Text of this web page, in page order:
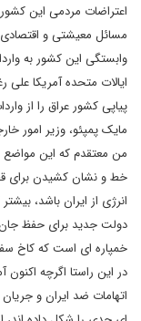
مسائل معیشتی و
وابستگی این کشور به
ایالات متحده آمریکا
پیاپی کشور عراق را از
مایک پمپئو، وزیر امور
من معتقدم که این
خط و نشان کشیدن برای
انرژی از ایران باشد،
دولت جدید برای حفظ
خمپاره ای است که کاخ
در این راستا اگرچه
اتهامات ضد ایران و